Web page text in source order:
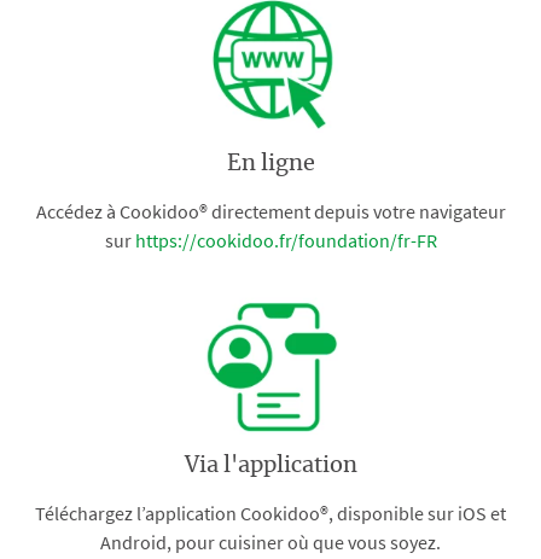
En ligne
Accédez à Cookidoo® directement depuis votre navigateur
sur https://cookidoo.fr/foundation/fr-FR
Via l'application
Téléchargez l’application Cookidoo®, disponible sur iOS et
Android, pour cuisiner où que vous soyez.